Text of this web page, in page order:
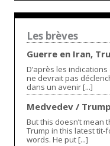
Les brèves
Guerre en Iran,
D’après les
ne devrait pas
dans un avenir [...]
Medvedev / Trump
But this doesn’t mean
Trump in this latest tit-
words. He put [...]